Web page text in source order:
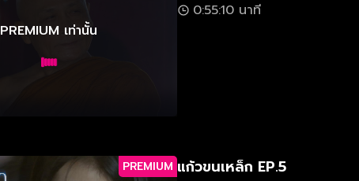
PREMIUM เท่านั้น
0:55:10 นาที
PREMIUM แก้วขนเหล็ก EP.5